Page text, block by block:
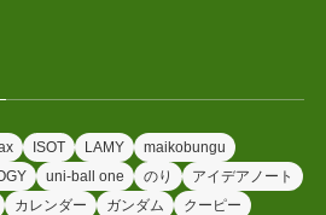
ISOT LAMY
maikobungu
uni-ball one のり
アイデアノート
カレンダー ガンダム クーピー